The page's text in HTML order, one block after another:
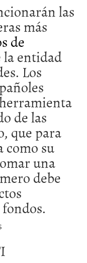
las
más
de
la entidad
Los
de las
que para
como su
una
debe